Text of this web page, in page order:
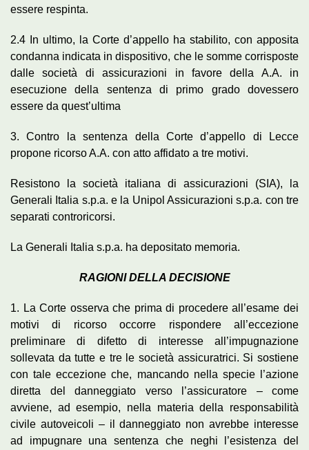
essere respinta.
2.4 In ultimo, la Corte d’appello ha stabilito, con apposita
condanna indicata in dispositivo, che le somme corrisposte
dalle società di assicurazioni in favore della A.A. in
esecuzione della sentenza di primo grado dovessero
essere da quest’ultima
3. Contro la sentenza della Corte d’appello di Lecce
propone ricorso A.A. con atto affidato a tre motivi.
Resistono la società italiana di assicurazioni (SIA), la
Generali Italia s.p.a. e la Unipol Assicurazioni s.p.a. con tre
separati controricorsi.
La Generali Italia s.p.a. ha depositato memoria.
RAGIONI DELLA DECISIONE
1. La Corte osserva che prima di procedere all’esame dei
motivi di ricorso occorre rispondere all’eccezione
preliminare di difetto di interesse all’impugnazione
sollevata da tutte e tre le società assicuratrici. Si sostiene
con tale eccezione che, mancando nella specie l’azione
diretta del danneggiato verso l’assicuratore – come
avviene, ad esempio, nella materia della responsabilità
civile autoveicoli – il danneggiato non avrebbe interesse
ad impugnare una sentenza che neghi l’esistenza del